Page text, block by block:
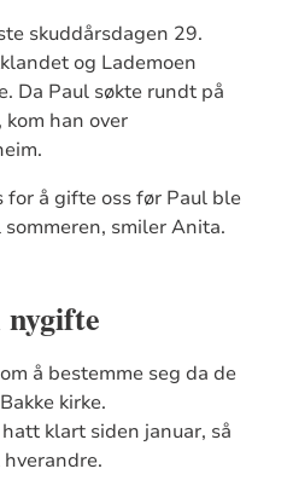
skuddårsdagen 29.
og Lademoen
Da Paul søkte rundt på
han over
for å gifte oss før Paul ble
smiler Anita.
nygifte
å bestemme seg da de
kirke.
klart siden januar, så